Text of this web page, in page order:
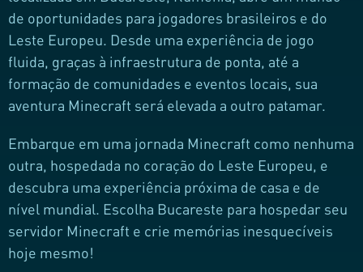
de oportunidades para jogadores brasileiros e do
Leste Europeu. Desde uma experiência de jogo
fluida, graças à infraestrutura de ponta, até a
formação de comunidades e eventos locais, sua
aventura Minecraft será elevada a outro patamar.
Embarque em uma jornada Minecraft como nenhuma
outra, hospedada no coração do Leste Europeu, e
descubra uma experiência próxima de casa e de
nível mundial. Escolha Bucareste para hospedar seu
servidor Minecraft e crie memórias inesquecíveis
hoje mesmo!